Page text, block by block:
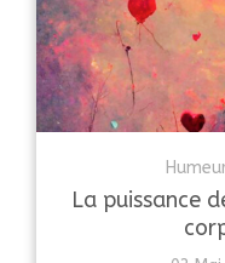
La puissance